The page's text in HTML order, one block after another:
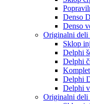
Denso
Denso
Originalni deli
Sklop
Delphi
Delphi
Delphi
Delphi
Originalni deli